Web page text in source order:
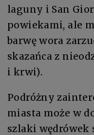
laguny i San
powiekami, ale
barwę wora
skazańca z
i krwi).
Podróżny
miasta może w
szlaki